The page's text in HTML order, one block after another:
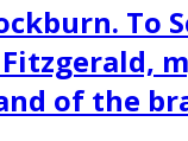
To
of the